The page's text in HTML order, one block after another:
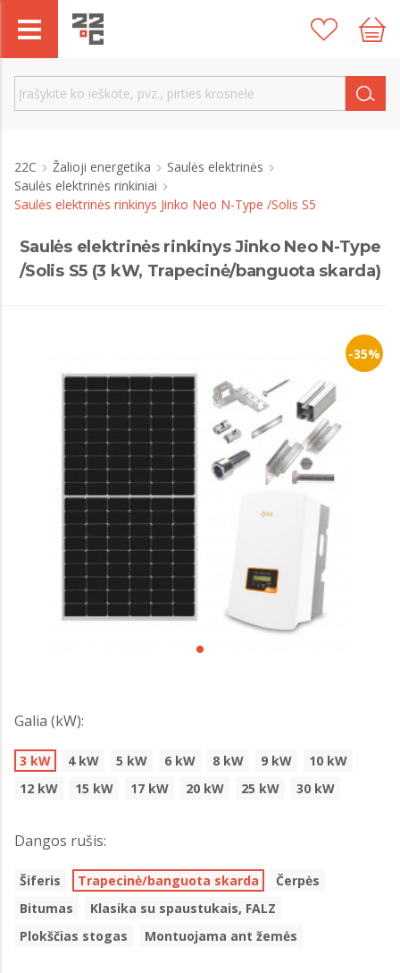
22C Žalioji energetika
Saulės elektrinės
Saulės elektrinės rinkiniai
Saulės elektrinės rinkinys Jinko Neo N-Type /Solis S5
Saulės elektrinės rinkinys Jinko Neo N-Type
/Solis S5 (3 kW, Trapecinė/banguota skarda)
-35%
Galia (kW):
3 kW 4 kW 5 kW 6 kW 8 kW 9 kW
10 kW
12 kW
15 kW 17 kW 20 kW 25 kW 30 kW
Dangos rušis:
Šiferis Trapecinė/banguota skarda
Čerpės
Bitumas
Klasika su spaustukais, FALZ
Plokščias stogas
Montuojama ant žemės